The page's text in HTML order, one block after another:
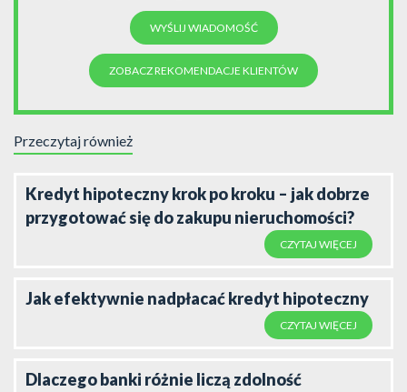
ZOBACZ REKOMENDACJE KLIENTÓW
Przeczytaj również
Kredyt hipoteczny krok po kroku – jak dobrze
przygotować się do zakupu nieruchomości?
CZYTAJ WIĘCEJ
Jak efektywnie nadpłacać kredyt hipoteczny
CZYTAJ WIĘCEJ
Dlaczego banki różnie liczą zdolność